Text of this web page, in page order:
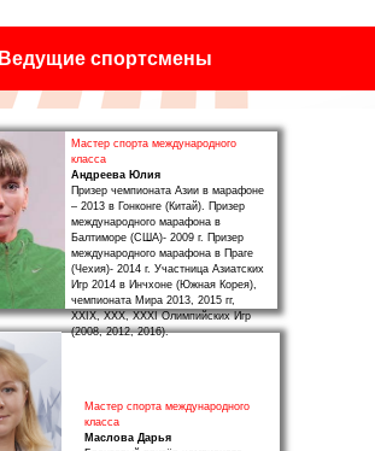
Ведущие спортсмены
Мастер спорта международного
класса
Андреева Юлия
Призер чемпионата Азии в марафоне
– 2013 в Гонконге (Китай). Призер
международного марафона в
Балтиморе (США)- 2009 г. Призер
международного марафона в Праге
(Чехия)- 2014 г. Участница Азиатских
Игр 2014 в Инчхоне (Южная Корея),
чемпионата Мира 2013, 2015 гг,
ХХIX, ХХХ, XXXI Олимпийских Игр
(2008, 2012, 2016).
Мастер спорта международного
класса
Маслова Дарья